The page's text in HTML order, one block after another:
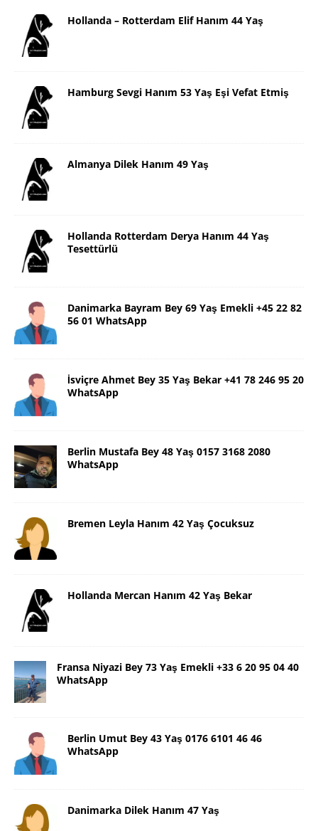
Hollanda – Rotterdam Elif Hanım 44 Yaş
Hamburg Sevgi Hanım 53 Yaş Eşi Vefat Etmiş
Almanya Dilek Hanım 49 Yaş
Hollanda Rotterdam Derya Hanım 44 Yaş
Tesettürlü
Danimarka Bayram Bey 69 Yaş Emekli +45 22 82
56 01 WhatsApp
İsviçre Ahmet Bey 35 Yaş Bekar +41 78 246 95 20
WhatsApp
Berlin Mustafa Bey 48 Yaş 0157 3168 2080
WhatsApp
Bremen Leyla Hanım 42 Yaş Çocuksuz
Hollanda Mercan Hanım 42 Yaş Bekar
Fransa Niyazi Bey 73 Yaş Emekli +33 6 20 95 04 40
WhatsApp
Berlin Umut Bey 43 Yaş 0176 6101 46 46
WhatsApp
Danimarka Dilek Hanım 47 Yaş